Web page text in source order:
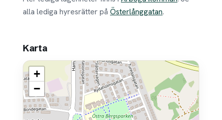
alla lediga hyresrätter på Österlånggatan.
Karta
+
−